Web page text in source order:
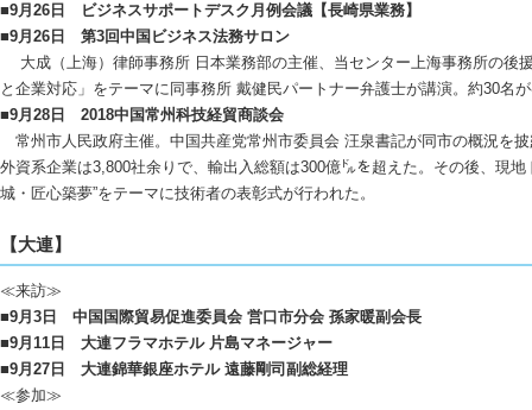
■9月26日 ビジネスサポートデスク月例会議【長崎県業務】
■9月26日 第3回中国ビジネス法務サロン
大成（上海）律師事務所 日本業務部の主催、当センター上海事務所の後
と企業対応」をテーマに同事務所 戴健民パートナー弁護士が講演。約30名
■9月28日 2018中国常州科技経貿商談会
常州市人民政府主催。中国共産党常州市委員会 汪泉書記が同市の概況を
外資系企業は3,800社余りで、輸出入総額は300億㌦を超えた。その後、現
城・匠心築夢”をテーマに技術者の表彰式が行われた。
【大連】
≪来訪≫
■9月3日 中国国際貿易促進委員会 営口市分会 孫家暖副会長
■9月11日 大連フラマホテル 片島マネージャー
■9月27日 大連錦華銀座ホテル 遠藤剛司副総経理
≪参加≫